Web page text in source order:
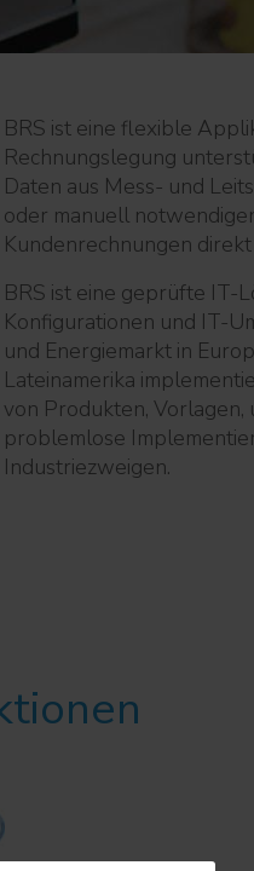
BRS ist eine flexible
Rechnungslegung
Daten aus Mess- und
oder manuell
Kundenrechnungen
BRS ist eine geprüfte IT-
Konfigurationen und IT-
und Energiemarkt in
Lateinamerika
von Produkten,
problemlose
Industriezweigen.